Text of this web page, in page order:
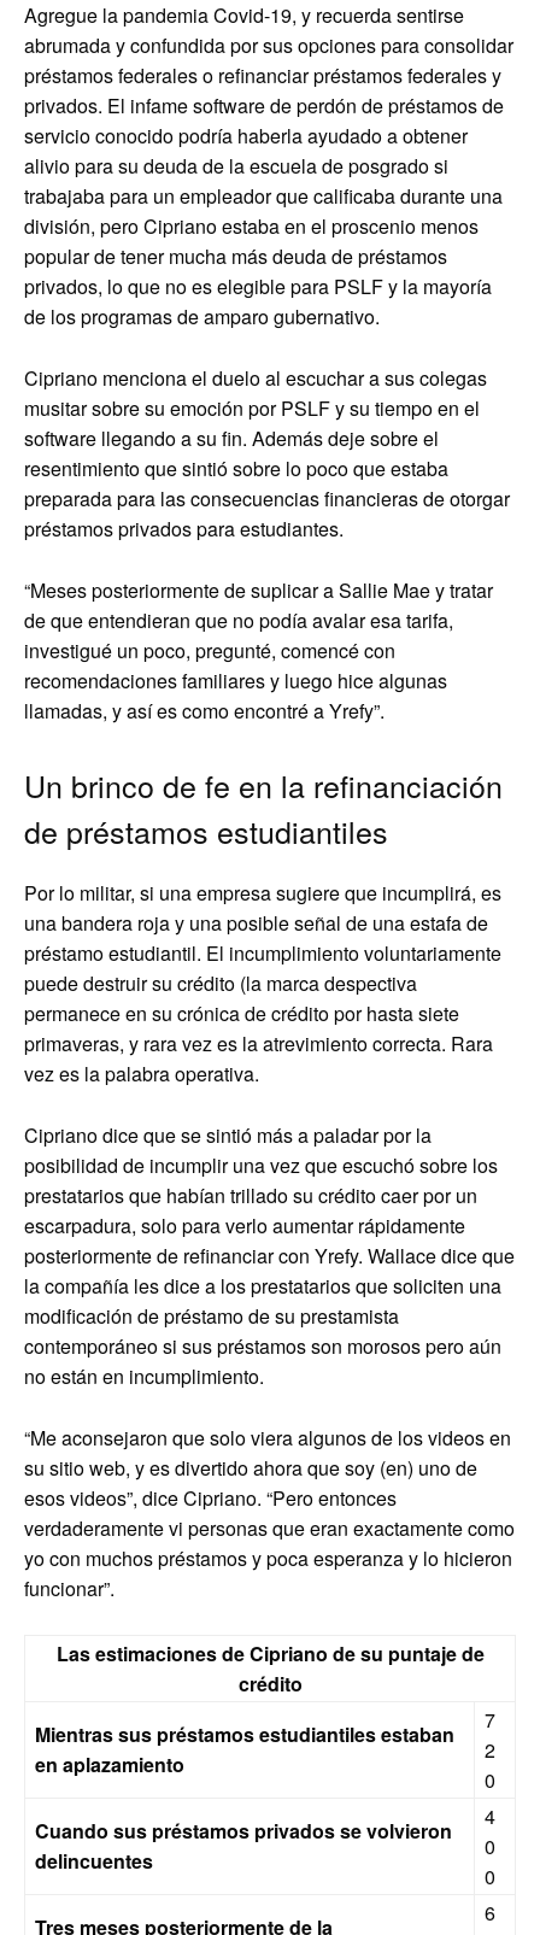
Agregue la pandemia Covid-19, y recuerda sentirse
abrumada y confundida por sus opciones para consolidar
préstamos federales o refinanciar préstamos federales y
privados. El infame software de perdón de préstamos de
servicio conocido podría haberla ayudado a obtener
alivio para su deuda de la escuela de posgrado si
trabajaba para un empleador que calificaba durante una
división, pero Cipriano estaba en el proscenio menos
popular de tener mucha más deuda de préstamos
privados, lo que no es elegible para PSLF y la mayoría
de los programas de amparo gubernativo.
Cipriano menciona el duelo al escuchar a sus colegas
musitar sobre su emoción por PSLF y su tiempo en el
software llegando a su fin. Además deje sobre el
resentimiento que sintió sobre lo poco que estaba
preparada para las consecuencias financieras de otorgar
préstamos privados para estudiantes.
“Meses posteriormente de suplicar a Sallie Mae y tratar
de que entendieran que no podía avalar esa tarifa,
investigué un poco, pregunté, comencé con
recomendaciones familiares y luego hice algunas
llamadas, y así es como encontré a Yrefy”.
Un brinco de fe en la refinanciación
de préstamos estudiantiles
Por lo militar, si una empresa sugiere que incumplirá, es
una bandera roja y una posible señal de una estafa de
préstamo estudiantil. El incumplimiento voluntariamente
puede destruir su crédito (la marca despectiva
permanece en su crónica de crédito por hasta siete
primaveras, y rara vez es la atrevimiento correcta. Rara
vez es la palabra operativa.
Cipriano dice que se sintió más a paladar por la
posibilidad de incumplir una vez que escuchó sobre los
prestatarios que habían trillado su crédito caer por un
escarpadura, solo para verlo aumentar rápidamente
posteriormente de refinanciar con Yrefy. Wallace dice que
la compañía les dice a los prestatarios que soliciten una
modificación de préstamo de su prestamista
contemporáneo si sus préstamos son morosos pero aún
no están en incumplimiento.
“Me aconsejaron que solo viera algunos de los videos en
su sitio web, y es divertido ahora que soy (en) uno de
esos videos”, dice Cipriano. “Pero entonces
verdaderamente vi personas que eran exactamente como
yo con muchos préstamos y poca esperanza y lo hicieron
funcionar”.
Las estimaciones de Cipriano de su puntaje de
crédito
Mientras sus préstamos estudiantiles estaban
en aplazamiento
7
2
0
Cuando sus préstamos privados se volvieron
delincuentes
4
0
0
Tres meses posteriormente de la
6